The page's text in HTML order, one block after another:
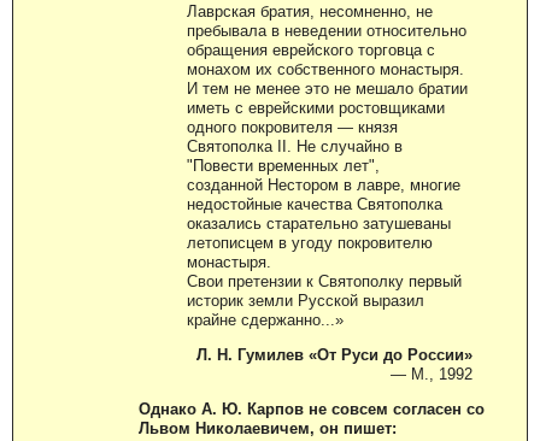
Лаврская братия, несомненно, не
пребывала в неведении относительно
обращения еврейского торговца с
монахом их собственного монастыря.
И тем не менее это не мешало братии
иметь с еврейскими ростовщиками
одного покровителя — князя
Святополка II. Не случайно в
"Повести временных лет",
созданной Нестором в лавре, многие
недостойные качества Святополка
оказались старательно затушеваны
летописцем в угоду покровителю
монастыря.
Свои претензии к Святополку первый
историк земли Русской выразил
крайне сдержанно...»
Л. Н. Гумилев «От Руси до России»
— М., 1992
Однако А. Ю. Карпов не совсем согласен со
Львом Николаевичем, он пишет: